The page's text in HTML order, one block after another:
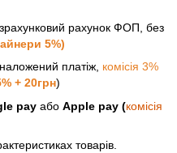
рахунок ФОП, без
5%)
платіж, комісія 3%
+ 20грн)
pay або Apple pay (комісія
товарів.